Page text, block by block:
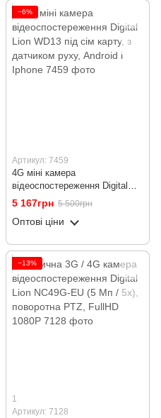
−6%
Артикул: 7459
4G міні камера
відеоспостереження Digital
Lion WD13 під сім карту, з
датчиком руху, Android і
Iphone
5 167грн 5 500грн
Оптові ціни
−13%
1
Артикул: 7128